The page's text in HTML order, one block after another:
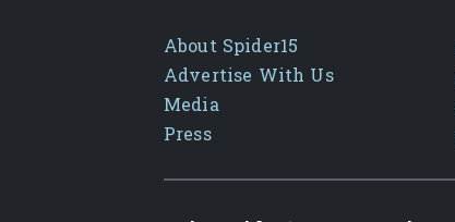
About Spider15
Advertise With Us
Media
Press